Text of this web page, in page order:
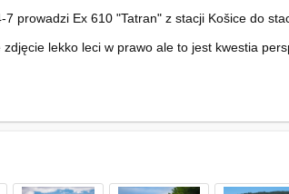
7 prowadzi Ex 610 "Tatran" z stacji Košice do
lekko leci w prawo ale to jest kwestia